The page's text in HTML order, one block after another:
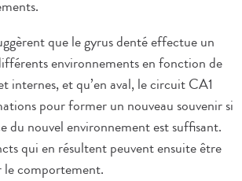
que le gyrus denté effectue un
environnements en fonction de
internes, et qu’en aval, le circuit CA1
pour former un nouveau souvenir si
du nouvel environnement est suffisant.
qui en résultent peuvent ensuite être
le comportement.